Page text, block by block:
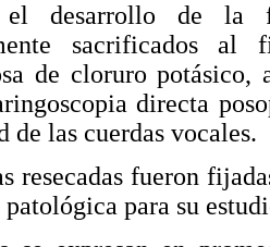
el desarrollo de la
sacrificados
de cloruro potásico,
directa
de las cuerdas vocales.
resecadas fueron
para su